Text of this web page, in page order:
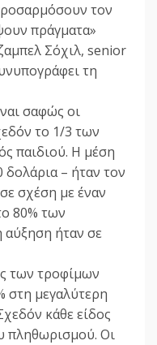
τον
πράγματα»
Σόχιλ, senior
τη
σαφώς οι
το 1/3 των
παιδιού. Η μέση
δολάρια – ήταν τον
σχέση με έναν
80% των
ήταν σε
των τροφίμων
στη μεγαλύτερη
κάθε είδος
πληθωρισμού. Οι